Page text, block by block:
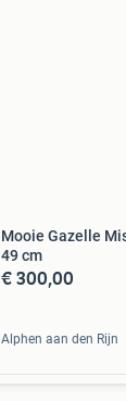
Mooie Gazelle
49 cm
€ 300,00
Alphen aan den Rijn